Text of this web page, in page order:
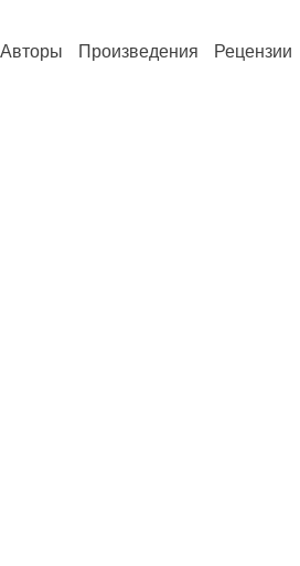
Авторы Произведения Рецензии